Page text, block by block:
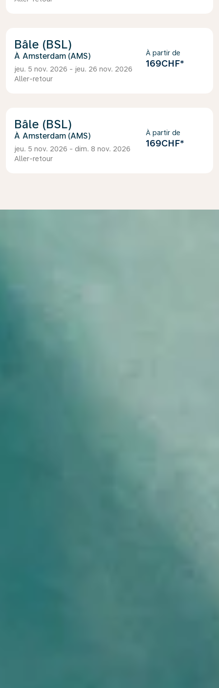
Bâle (BSL)
Amsterdam (AMS)
jeu. 5 nov. 2026 - jeu. 26 nov. 2026
Aller-retour
À partir de
169CHF*
Bâle (BSL)
Amsterdam (AMS)
jeu. 5 nov. 2026 - dim. 8 nov. 2026
Aller-retour
À partir de
169CHF*